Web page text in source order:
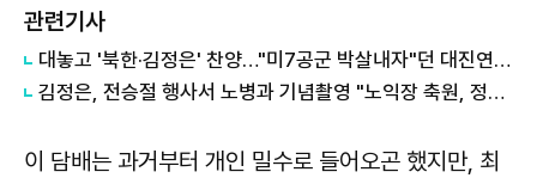
관련기사
대놓고 '북한·김정은' 찬양…"미7공군 박살내자"던 대진연, 유튜브 충격 실체
김정은, 전승절 행사서 노병과 기념촬영 "노익장 축원, 정신적 기둥"
이 담배는 과거부터 개인 밀수로 들어오곤 했지만, 최